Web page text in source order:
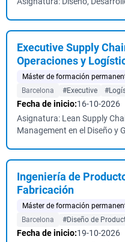
Executive Supply
Operaciones y
Máster de formación
Barcelona
#Executive
Fecha de inicio:16-10-2026
Asignatura: Lean Supply
Management en el Diseño y
Ingeniería de
Fabricación
Máster de formación
Barcelona
#Diseño de
Fecha de inicio:19-10-2026